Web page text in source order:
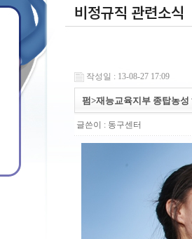
비정규직 관련소식
작성일 : 13-08-27 17:09
펌>재능교육지부 종탑농
글쓴이 : 동구센터